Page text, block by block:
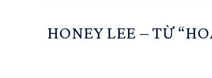
HONEY LEE – TỪ